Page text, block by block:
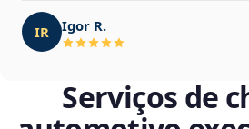
IR Igor R.
Serviços de